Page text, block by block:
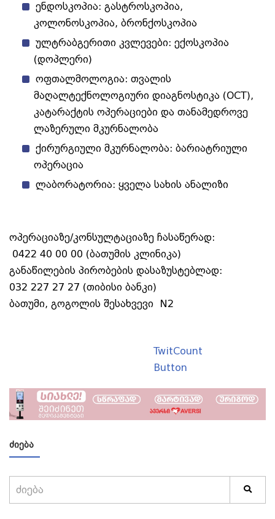
ენდოსკოპია: გასტროსკოპია,
კოლონოსკოპია, ბრონქოსკოპია
ულტრაბგერითი კვლევები: ექოსკოპია
(დოპლერი)
ოფთალმოლოგია: თვალის
მაღალტექნოლოგიური დიაგნოსტიკა (OCT),
კატარაქტის ოპერაციები და თანამედროვე
ლაზერული მკურნალობა
ქირურგიული მკურნალობა: ბარიატრიული
ოპერაცია
ლაბორატორია: ყველა სახის ანალიზი
ოპერაციაზე/კონსულტაციაზე ჩასაწერად:
0422 40 00 00 (ბათუმის კლინიკა)
განაწილების პირობების დასაზუსტებლად:
032 227 27 27 (თიბისი ბანკი)
ბათუმი, გოგოლის შესახვევი N2
TwitCount
Button
ᲫᲘᲔᲑᲐ